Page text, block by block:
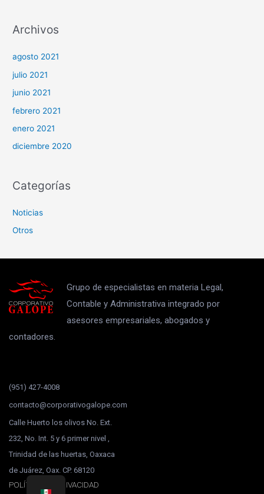
Archivos
agosto 2021
julio 2021
junio 2021
febrero 2021
enero 2021
diciembre 2020
Categorías
Noticias
Otros
Grupo de especialistas en materia Legal,
Contable y Administrativa integrado por
asesores empresariales, abogados y
contadores.
(951) 427-4008
contacto@corporativogalope.com
Calle Huerto los olivos No. Ext.
232, No. Int. 5 y 6 primer nivel ,
Trinidad de las huertas, Oaxaca
de Juárez, Oax. CP. 68120
POLÍTICA DE PRIVACIDAD